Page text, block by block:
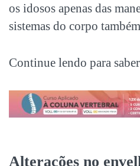
os idosos apenas das
sistemas do corpo
Continue lendo para
Alterações no